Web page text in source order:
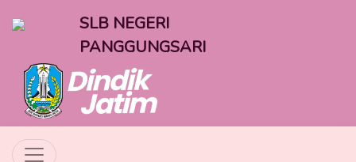
SLB NEGERI
PANGGUNGSARI